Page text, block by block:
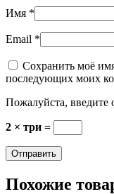
Имя *
Email *
Сохранить моё
последующих моих
Пожалуйста, введите
2 × три =
Похожие